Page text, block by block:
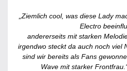
„Ziemlich cool, was diese Lady
Electro
andererseits mit starken
irgendwo steckt da auch noch viel
sind wir bereits als Fans
Wave mit starker